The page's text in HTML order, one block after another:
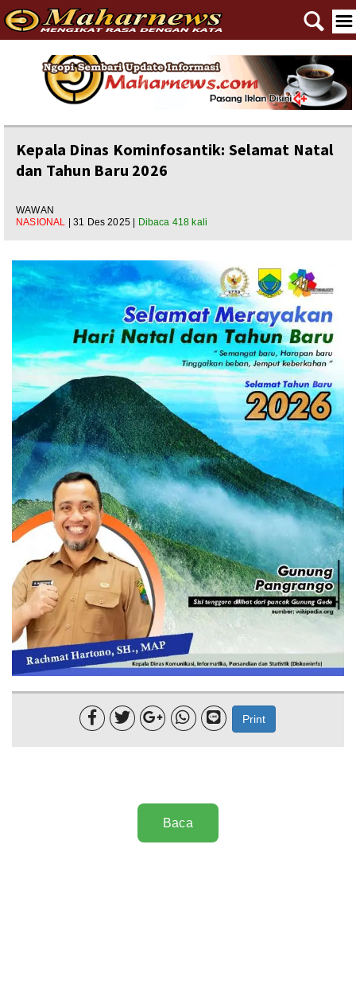
Home
Reportase
Editorial
Ngewangkong
Asal Usul
Polpem
Pilkada
Lainnya
Sosial
Pertanian
Edukasi
Opini
Mahar TV
☰
🔍
Kepala Dinas Kominfosantik: Selamat Natal
dan Tahun Baru 2026
WAWAN
NASIONAL
| 31 Des 2025 | Dibaca 418 kali
     Print
Baca